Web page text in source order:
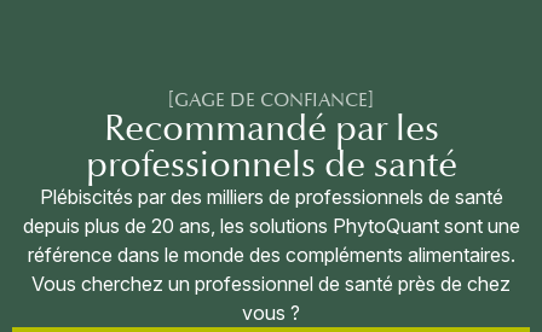
[GAGE DE CONFIANCE]
Recommandé par les
professionnels de santé
Plébiscités par des milliers de professionnels de santé
depuis plus de 20 ans, les solutions PhytoQuant sont une
référence dans le monde des compléments alimentaires.
Vous cherchez un professionnel de santé près de chez
vous ?
Vous devez être connecté pour enregistrer des produits
dans votre liste de souhaits.
Annuler Se connecter